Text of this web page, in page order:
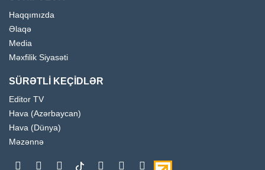
Haqqımızda
Əlaqə
Media
Məxfilik Siyasəti
SÜRƏTLİ KEÇİDLƏR
Editor TV
Hava (Azərbaycan)
Hava (Dünya)
Məzənnə